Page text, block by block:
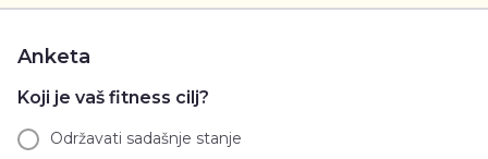
Anketa
Koji je vaš fitness cilj?
Održavati sadašnje stanje